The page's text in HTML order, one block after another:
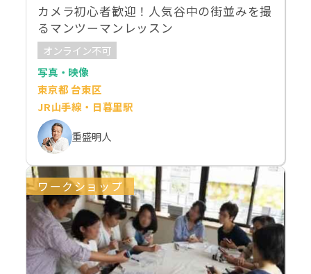
カメラ初心者歓迎！人気谷中の街並みを撮
るマンツーマンレッスン
オンライン不可
写真・映像
東京都 台東区
JR山手線・日暮里駅
重盛明人
ワークショップ